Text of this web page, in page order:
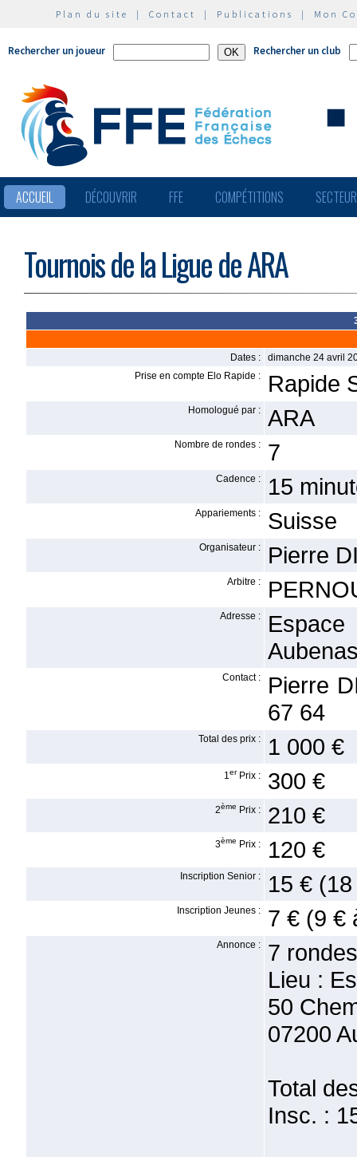
Plan du site | Contact | Publications | Mon
Rechercher un joueur Rechercher un club
ACCUEIL DÉCOUVRIR FFE COMPÉTITIONS
Tournois de la Ligue de ARA
Dates :
dimanche 24 avril
Prise en compte Elo Rapide :
Rapide
Homologué par : ARA
Nombre de rondes : 7
Cadence : 15
Appariements : Suisse
Organisateur : Pierre
Arbitre :
Adresse :
Contact :
Pierre
67 64
Total des prix : 1 000 €
1er Prix : 300 €
2ème Prix : 210 €
3ème Prix : 120 €
Inscription Senior : 15 €
Inscription Jeunes : 7 € (9 €
Annonce :
7
Lieu :
50
07200
Total
Insc. :